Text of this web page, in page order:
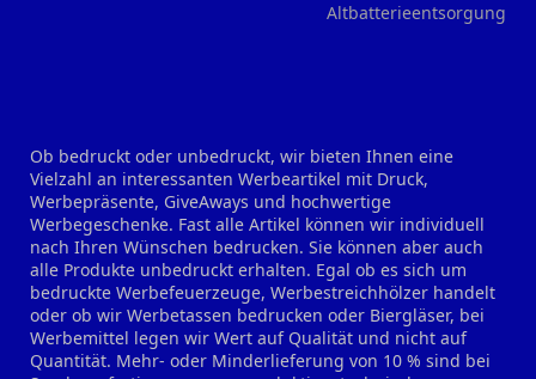
Altbatterieentsorgung
Ob bedruckt oder unbedruckt, wir bieten Ihnen eine
Vielzahl an interessanten Werbeartikel mit Druck,
Werbepräsente, GiveAways und hochwertige
Werbegeschenke. Fast alle Artikel können wir individuell
nach Ihren Wünschen bedrucken. Sie können aber auch
alle Produkte unbedruckt erhalten. Egal ob es sich um
bedruckte Werbefeuerzeuge, Werbestreichhölzer handelt
oder ob wir Werbetassen bedrucken oder Biergläser, bei
Werbemittel legen wir Wert auf Qualität und nicht auf
Quantität. Mehr- oder Minderlieferung von 10 % sind bei